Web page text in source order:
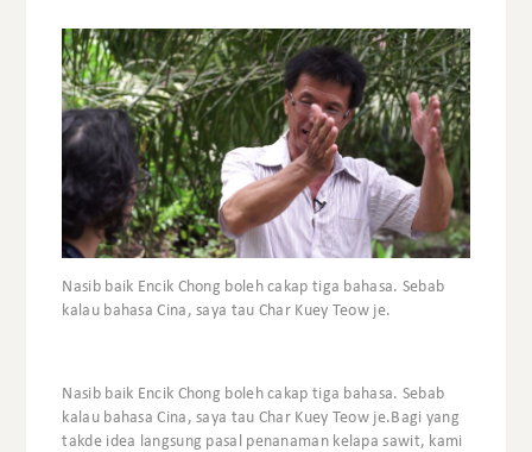
Nasib baik Encik Chong boleh cakap tiga bahasa. Sebab
kalau bahasa Cina, saya tau Char Kuey Teow je.
Nasib baik Encik Chong boleh cakap tiga bahasa. Sebab
kalau bahasa Cina, saya tau Char Kuey Teow je.Bagi yang
takde idea langsung pasal penanaman kelapa sawit, kami